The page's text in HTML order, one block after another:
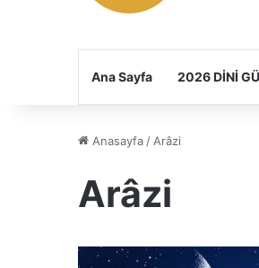
Ana Sayfa 2026 DİNİ
Anasayfa / Arâzi
Arâzi